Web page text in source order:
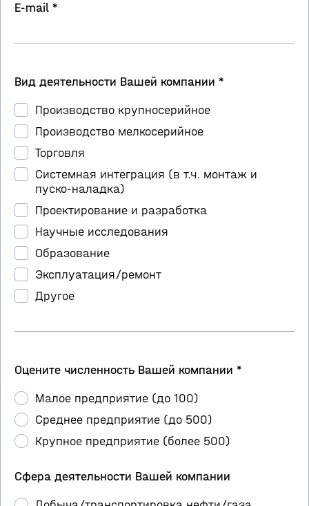
E-mail *
Вид деятельности Вашей компании *
Производство крупносерийное
Производство мелкосерийное
Торговля
Системная интеграция (в т.ч. монтаж и
пуско-наладка)
Проектирование и разработка
Научные исследования
Образование
Эксплуатация/ремонт
Другое
Оцените численность Вашей компании *
Малое предприятие (до 100)
Среднее предприятие (до 500)
Крупное предприятие (более 500)
Сфера деятельности Вашей компании